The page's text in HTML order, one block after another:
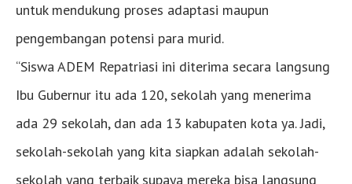
untuk mendukung proses adaptasi maupun
pengembangan potensi para murid.
“Siswa ADEM Repatriasi ini diterima secara langsung
Ibu Gubernur itu ada 120, sekolah yang menerima
ada 29 sekolah, dan ada 13 kabupaten kota ya. Jadi,
sekolah-sekolah yang kita siapkan adalah sekolah-
sekolah yang terbaik supaya mereka bisa langsung